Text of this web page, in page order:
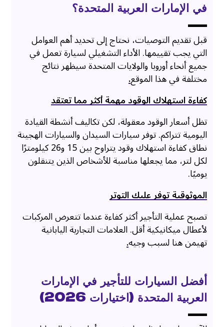
في الإمارات العربية المتحدة؟
قبل تقديم التوصيات، نحتاج إلى تحديد أهم العوامل
التي يجب تقييمها. الأداء التشغيلي لسيارة تعمل في
جميع أنحاء أوروبا والولايات المتحدة سيظهر نتائج
مختلفة في هذا الموقع.
كفاءة استهلاك الوقود مهمة أكثر مما تعتقد
تظل أسعار الوقود معقولة، لكن تكاليف أنشطة القيادة
اليومية تتراكم. توفر سيارات السيدان والسيارات الهجينة
نطاق كفاءة استهلاك وقود يتراوح بين 15 و26 كيلومترًا
لكل لتر، مما يجعلها مناسبة للأشخاص الذين يتنقلون
يوميًا.
الموثوقية توفر عليك التوتر
تصبح عملية التأجير أكثر كفاءة عندما تتعرض المركبات
لأعطال ميكانيكية أقل. العلامات التجارية اليابانية
تهيمن هنا لسبب وجيه.
أفضل السيارات للتأجير في الإمارات
العربية المتحدة (اختيارات 2026)